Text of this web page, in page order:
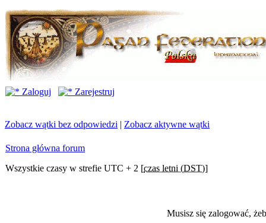
Zaloguj Zarejestruj
Zobacz wątki bez odpowiedzi | Zobacz aktywne wątki
Strona główna forum
Wszystkie czasy w strefie UTC + 2 [czas letni (DST)]
Musisz się zalogować,